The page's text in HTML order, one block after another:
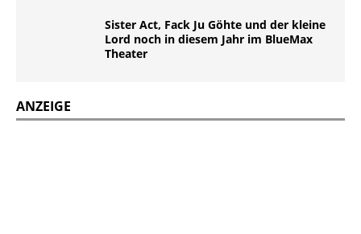
Sister Act, Fack Ju Göhte und der kleine
Lord noch in diesem Jahr im BlueMax
Theater
ANZEIGE